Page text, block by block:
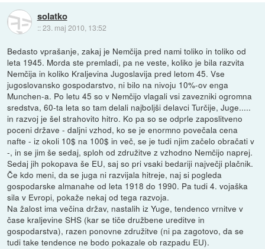
solatko
::23. maj 2010, 13:52
Bedasto vprašanje, zakaj je Nemčija pred nami toliko in toliko od
leta 1945. Morda ste premladi, pa ne veste, koliko je bila razvita
Nemčija in koliko Kraljevina Jugoslavija pred letom 45. Vse
jugoslovansko gospodarstvo, ni bilo na nivoju 10%-ov enga
Munchen-a. Po letu 45 so v Nemčijo vlagali vsi zavezniki ogromna
sredstva, 60-ta leta so tam delali najboljši delavci Turčije, Juge.....
in razvoj je šel strahovito hitro. Ko pa so se odprle zaposlitveno
poceni države - daljni vzhod, ko se je enormno povečala cena
nafte - iz okoli 10$ na 100$ in več, se je tudi njim začelo obračati v
-, in se jim še sedaj, sploh od združitve z vzhodno Nemčijo naprej.
Sedaj jih pokopava še EU, saj so pri vsaki bedariji največji plačnik.
Če kdo meni, da se juga ni razvijala hitreje, naj si pogleda
gospodarske almanahe od leta 1918 do 1990. Pa tudi 4. vojaška
sila v Evropi, pokaže nekaj od tega razvoja.
Na žalost ima večina držav, nastalih iz Yuge, tendenco vrnitve v
čase kraljevine SHS (kar se tiče družbene ureditve in
gospodarstva), razen ponovne združitve (ni pa zagotovo, da se
tudi take tendence ne bodo pokazale ob razpadu EU).